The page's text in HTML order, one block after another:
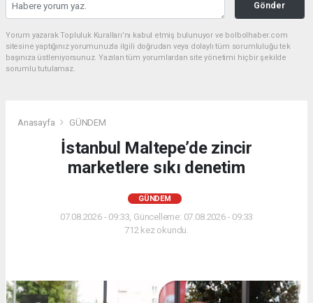
Gönder
Yorum yazarak Topluluk Kuralları’nı kabul etmiş bulunuyor ve bolbolhaber.com
sitesine yaptığınız yorumunuzla ilgili doğrudan veya dolaylı tüm sorumluluğu tek
başınıza üstleniyorsunuz. Yazılan tüm yorumlardan site yönetimi hiçbir şekilde
sorumlu tutulamaz.
Anasayfa GÜNDEM
İstanbul Maltepe’de zincir
marketlere sıkı denetim
GÜNDEM
07.08.2026 - 09:33, Güncelleme: 07.08.2026 - 09:33
712 kez okundu.